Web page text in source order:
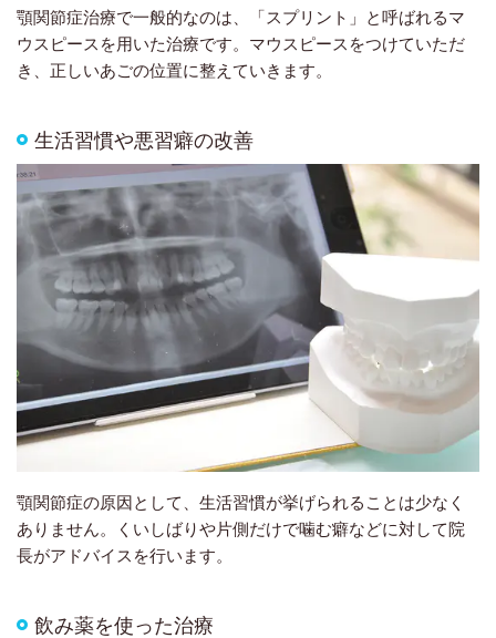
顎関節症治療で一般的なのは、「スプリント」と呼ばれるマ
ウスピースを用いた治療です。マウスピースをつけていただ
き、正しいあごの位置に整えていきます。
生活習慣や悪習癖の改善
顎関節症の原因として、生活習慣が挙げられることは少なく
ありません。くいしばりや片側だけで噛む癖などに対して院
長がアドバイスを行います。
飲み薬を使った治療